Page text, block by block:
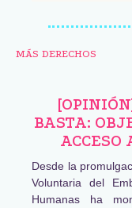
MÁS DERECHOS
BASTA:
ACCESO
Desde la
Voluntaria del
Humanas ha